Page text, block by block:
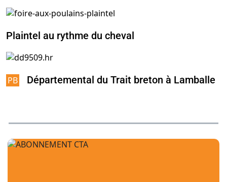
Plaintel au rythme du cheval
Départemental du Trait breton à Lamballe